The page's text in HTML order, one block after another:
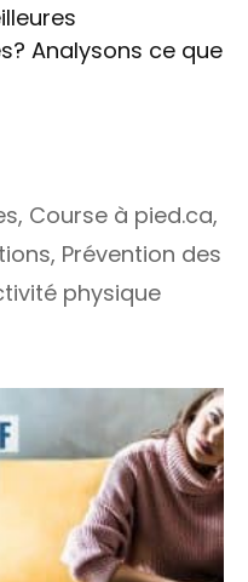
Analysons ce que
, Course à pied.ca,
, Prévention des
physique